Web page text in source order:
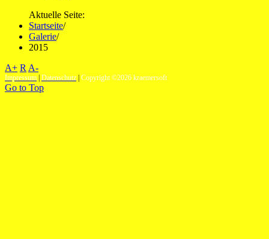
Aktuelle Seite:
Startseite/
Galerie/
2015
A+ R A-
Impressum Datenschutz Copyright ©2026 kraemersoft
Go to Top